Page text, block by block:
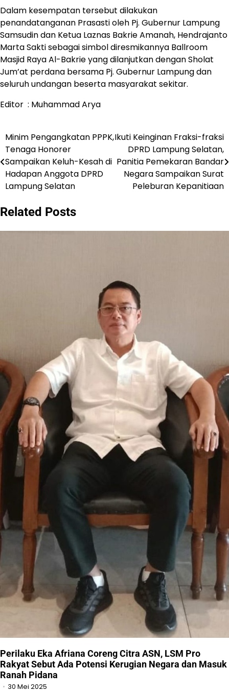
Dalam kesempatan tersebut dilakukan
penandatanganan Prasasti oleh Pj. Gubernur Lampung
Samsudin dan Ketua Laznas Bakrie Amanah, Hendrajanto
Marta Sakti sebagai simbol diresmikannya Ballroom
Masjid Raya Al-Bakrie yang dilanjutkan dengan Sholat
Jum’at perdana bersama Pj. Gubernur Lampung dan
seluruh undangan beserta masyarakat sekitar.
Editor : Muhammad Arya
Navigasi
pos
Minim Pengangkatan PPPK,
Tenaga Honorer
Sampaikan Keluh-Kesah di
Hadapan Anggota DPRD
Lampung Selatan
Ikuti Keinginan Fraksi-fraksi
DPRD Lampung Selatan,
Panitia Pemekaran Bandar
Negara Sampaikan Surat
Peleburan Kepanitiaan
Related Posts
Perilaku Eka Afriana Coreng Citra ASN, LSM Pro
Rakyat Sebut Ada Potensi Kerugian Negara dan Masuk
Ranah Pidana
30 Mei 2025